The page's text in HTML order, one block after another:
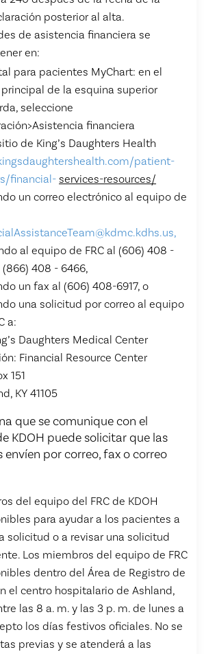
posterior al alta.
de asistencia financiera se
en:
para pacientes MyChart: en el
de la esquina superior
seleccione
financiera
de King’s Daughters Health
patient-
financial- services-resources/
un correo electrónico al equipo de
al equipo de FRC al (606) 408 -
(866) 408 - 6466,
un fax al (606) 408-6917, o
una solicitud por correo al equipo
a:
Daughters Medical Center
Financial Resource Center
151
KY 41105
que se comunique con el
KDOH puede solicitar que las
envíen por correo, fax o correo
del equipo del FRC de KDOH
para ayudar a los pacientes a
solicitud o a revisar una solicitud
Los miembros del equipo de FRC
dentro del Área de Registro de
el centro hospitalario de Ashland,
las 8 a. m. y las 3 p. m. de lunes a
los días festivos oficiales. No se
previas y se atenderá a las